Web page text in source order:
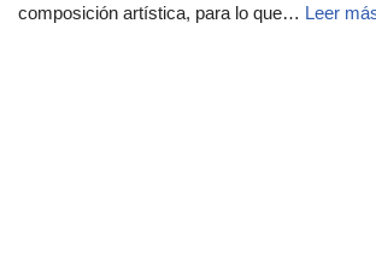
composición artística, para lo que… Leer